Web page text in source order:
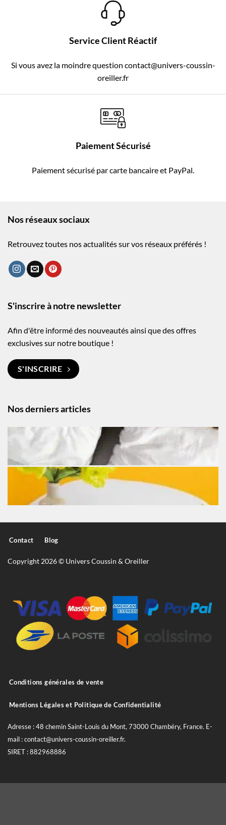
Service Client Réactif
Si vous avez la moindre question contact@univers-coussin-
oreiller.fr
Paiement Sécurisé
Paiement sécurisé par carte bancaire et PayPal.
Nos réseaux sociaux
Retrouvez toutes nos actualités sur vos réseaux préférés !
Nos derniers articles
S'inscrire à notre newsletter
Afin d'être informé des nouveautés ainsi que des offres
exclusives sur notre boutique !
S'INSCRIRE
Contact Blog
Copyright 2026 © Univers Coussin & Oreiller
Conditions générales de vente
Mentions Légales et Politique de Confidentialité
Adresse : 48 chemin Saint-Louis du Mont, 73000 Chambéry, France. E-
mail : contact@univers-coussin-oreiller.fr.
SIRET : 882968886